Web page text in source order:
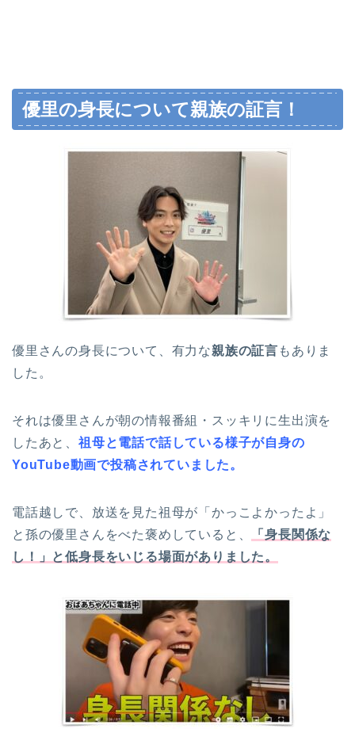
優里の身長について親族の証言！
優里さんの身長について、有力な親族の証言 もありま
した。
それは優里さんが朝の情報番組・スッキリに生出演を
したあと、 祖母と電話で話している様子が自身の
YouTube動画で投稿されていました。
電話越しで、放送を見た祖母が「かっこよかったよ」
と孫の優里さんをべた褒めしていると、
「身長関係な
し！」と低身長をいじる場面がありました。